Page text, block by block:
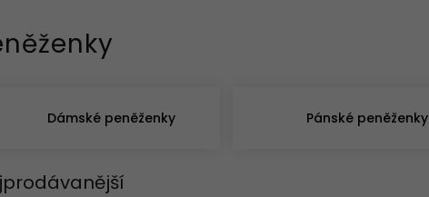
Dámské peněženky Pánské peněženky